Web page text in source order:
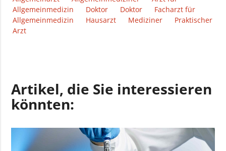
Allgemeinmedizin
Doktor Doktor
Facharzt für
Allgemeinmedizin
Hausarzt Mediziner
Praktischer
Arzt
Artikel, die Sie interessieren
könnten: